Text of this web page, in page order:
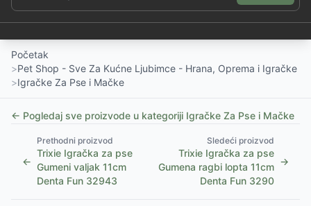
Početak
>Pet Shop - Sve Za Kućne Ljubimce - Hrana, Oprema i Igračke
>Igračke Za Pse i Mačke
← Pogledaj sve proizvode u kategoriji Igračke Za Pse i Mačke
←
Prethodni proizvod
Trixie Igračka za pse
Gumeni valjak 11cm
Denta Fun 32943
Sledeći proizvod
Trixie Igračka za pse
Gumena ragbi lopta 11cm
Denta Fun 3290
→